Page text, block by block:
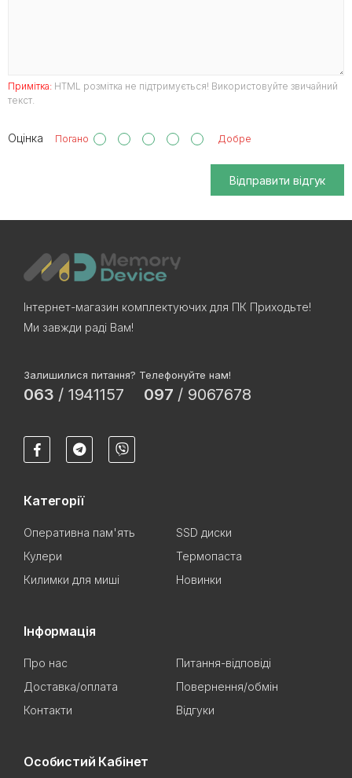
Примітка: HTML розмітка не підтримується! Використовуйте звичайний
текст.
Оцінка Погано Добре
Відправити відгук
Інтернет-магазин комплектуючих для ПК Приходьте!
Ми завжди раді Вам!
Залишилися питання? Телефонуйте нам!
063 / 1941157 097 / 9067678
Категорії
Оперативна пам'ять
SSD диски
Кулери
Термопаста
Килимки для миші
Новинки
Інформація
Про нас
Питання-відповіді
Доставка/оплата
Повернення/обмін
Контакти
Відгуки
Особистий Кабінет